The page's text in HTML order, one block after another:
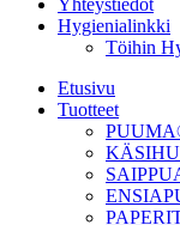
Yhteystiedot
Hygienialinkki
Töihin
Etusivu
Tuotteet